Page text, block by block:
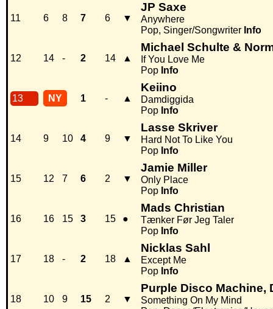
11 6 8 7 6 ▼
JP Saxe
Anywhere
Pop, Singer/Songwriter Info
12 14 - 2 14 ▲
Michael Schulte &
If You Love Me
Pop Info
13 NY 1 - ▲
Keiino
Damdiggida
Pop Info
14 9 10 4 9 ▼
Lasse Skriver
Hard Not To Like You
Pop Info
15 12 7 6 2 ▼
Jamie Miller
Only Place
Pop Info
16 16 15 3 15 ●
Mads Christian
Tænker Før Jeg Taler
Pop Info
17 18 - 2 18 ▲
Nicklas Sahl
Except Me
Pop Info
18 10 9 15 2 ▼
Purple Disco Machine,
Something On My Mind